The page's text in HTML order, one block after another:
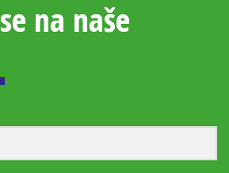
na naše